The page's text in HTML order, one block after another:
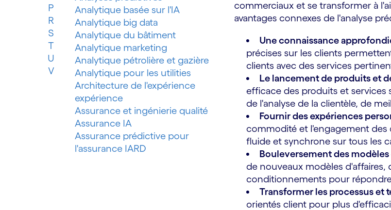
P
R
S
T
U
V
Analytique basée sur l'IA
Analytique big data
Analytique du bâtiment
Analytique marketing
Analytique pétrolière et gazière
Analytique pour les utilities
Architecture de l'expérience
expérience
Assurance et ingénierie qualité
Assurance IA
Assurance prédictive pour
l'assurance IARD
commerciaux et se transformer à
avantages connexes de l'analyse
Une connaissance
précises sur les clients
clients avec des services
Le lancement de produits et
efficace des produits et services
de l'analyse de la clientèle, de
Fournir des expériences
commodité et l'engagement des
fluide et synchrone sur tous les
Bouleversement des
de nouveaux modèles
conditionnements pour
Transformer les processus et
orientés client pour plus